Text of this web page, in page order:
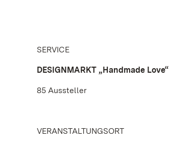
SERVICE
DESIGNMARKT „Handmade Love“
85 Aussteller
VERANSTALTUNGSORT